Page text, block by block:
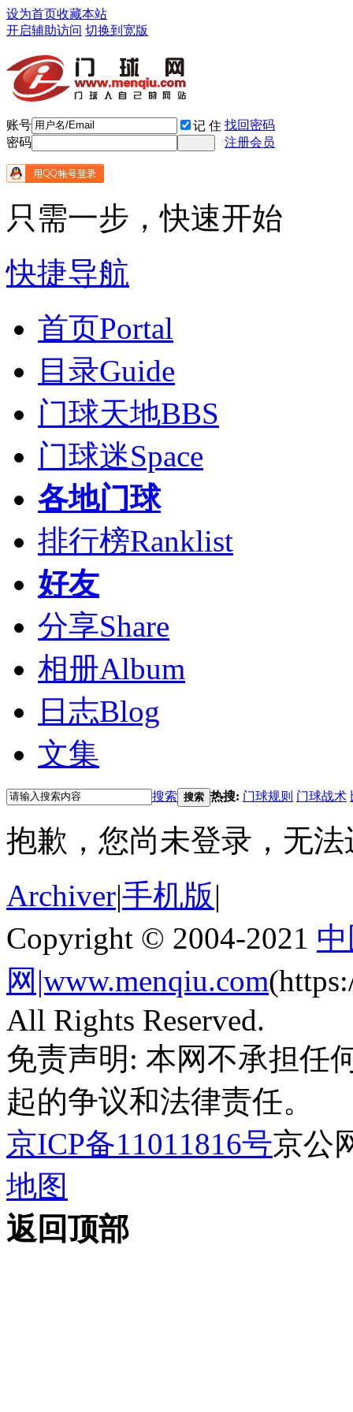
设为首页收藏本站
开启辅助访问 切换到宽版
账号 记 住 找回密码
密码
注册会员
只需一步，快速开始
快捷导航
首页Portal
目录Guide
门球天地BBS
门球迷Space
各地门球
排行榜Ranklist
好友
分享Share
相册Album
日志Blog
文集
搜索 搜索 热搜: 门球规则 门球战术
抱歉，您尚未登录，无
Archiver|手机版|
Copyright © 2004-2021
网|www.menqiu.com
All Rights Reserved.
免责声明: 本网不承担任
起的争议和法律责任。
京ICP备11011816号京公
地图
返回顶部